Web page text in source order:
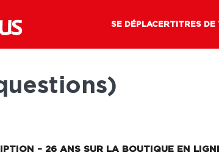
SE DÉPLACERTITRES DE
– 26 ANS SUR LA BOUTIQUE EN